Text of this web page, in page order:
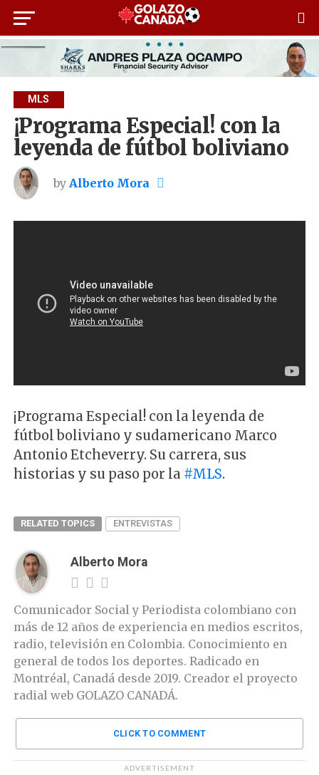
MLS
¡Programa Especial! con la
leyenda de fútbol boliviano
by Alberto Mora
¡Programa Especial! con la leyenda de
fútbol boliviano y sudamericano Marco
Antonio Etcheverry. Su carrera, sus
historias y su paso por la #MLS.
RELATED TOPICS ENTREVISTAS
Alberto Mora
Comunicador Social y Periodista colombiano con
más de 12 años de experiencia en medios escritos,
radio, televisión en Colombia. Conocimiento en
general de todos los deportes. Radicado en
Montréal, Canadá desde 2019. Creador el proyecto
radial web GOLAZO CANADÁ.
CLICK TO COMMENT
ADVERTISEMENT